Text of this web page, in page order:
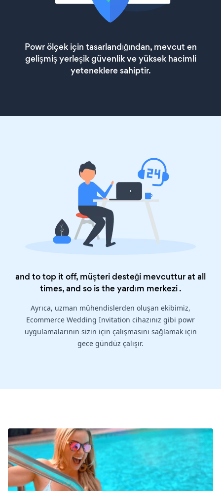
Powr ölçek için tasarlandığından, mevcut en
gelişmiş yerleşik güvenlik ve yüksek hacimli
yeteneklere sahiptir.
and to top it off, müşteri desteği mevcuttur at all
times, and so is theyardım merkezi.
Ayrıca, uzman mühendislerden oluşan ekibimiz,
Ecommerce Wedding Invitation cihazınız gibi powr
uygulamalarının sizin için çalışmasını sağlamak için
gece gündüz çalışır.